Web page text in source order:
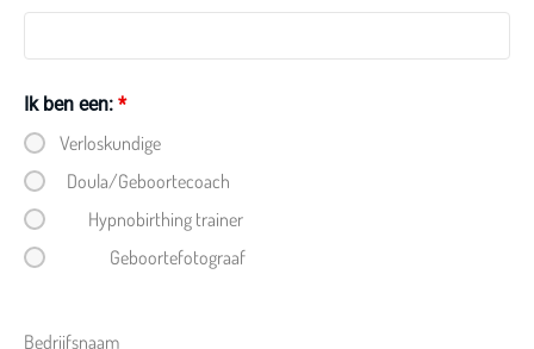
Ik ben een: *
Verloskundige
Doula/Geboortecoach
Hypnobirthing trainer
Geboortefotograaf
Bedrijfsnaam